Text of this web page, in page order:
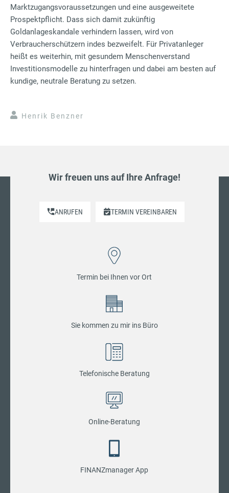
Marktzugangsvoraussetzungen und eine ausgeweitete
Prospektpflicht. Dass sich damit zukünftig
Goldanlageskandale verhindern lassen, wird von
Verbraucherschützern indes bezweifelt. Für Privatanleger
heißt es weiterhin, mit gesundem Menschenverstand
Investitionsmodelle zu hinterfragen und dabei am besten auf
kundige, neutrale Beratung zu setzen.
Henrik Benzner
Wir freuen uns auf Ihre Anfrage!
ANRUFEN TERMIN VEREINBAREN
Termin bei Ihnen vor Ort
Sie kommen zu mir ins Büro
Telefonische Beratung
Online-Beratung
FINANZmanager App